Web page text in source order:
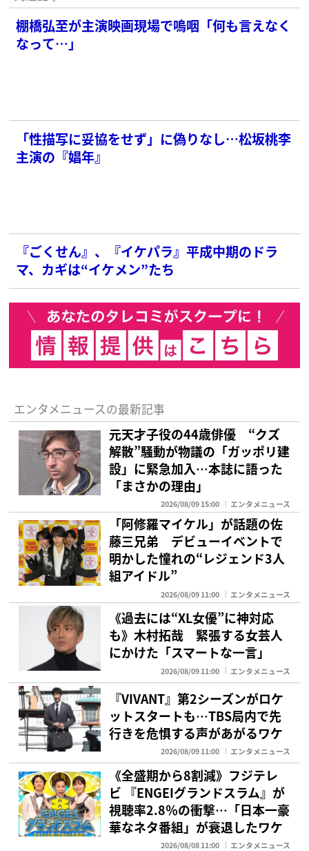
棚橋弘至が主演映画現場で嗚咽「何も言えなく
なって…」
「性描写に妥協をせず」に偽りなし…松坂桃李
主演の『娼年』
『ごくせん』、『イケパラ』平成中期のドラ
マ、カギは“イケメン”たち
エンタメニュースの最新記事
元天才子役の44歳俳優 “クズ
解散”騒動が物議の「ガッポリ建
設」に緊急加入…本誌に語った
「まさかの理由」
2026/08/09 15:00 エンタメニュース
「阿修羅マイケル」が話題の佐
藤三兄弟 デビューイベントで
明かした憧れの“レジェンド3人
組アイドル”
2026/08/09 11:00 エンタメニュース
《過去には“XL女優”に神対応
も》木村拓哉 緊張する女芸人
にかけた「スマートな一言」
2026/08/09 11:00 エンタメニュース
『VIVANT』第2シーズンがロケ
ットスタートも…TBS局内で先
行きを危惧する声があがるワケ
2026/08/09 11:00 エンタメニュース
《全盛期から8割減》フジテレ
ビ 『ENGEIグランドスラム』が
視聴率2.8％の衝撃…「日本一豪
華なネタ番組」が衰退したワケ
2026/08/08 11:00 エンタメニュース